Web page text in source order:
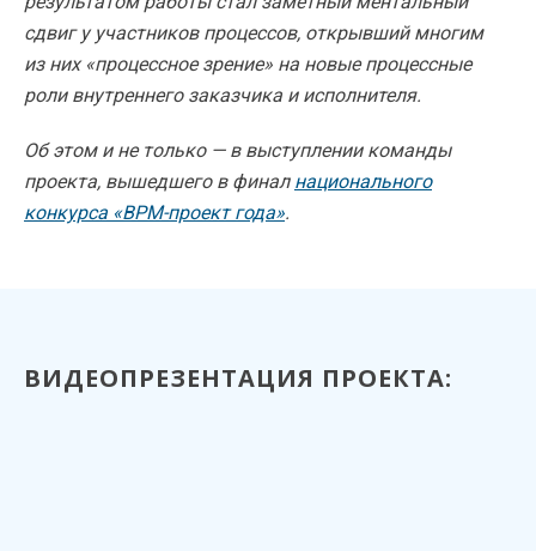
сдвиг у участников процессов, открывший многим
из них «процессное зрение» на новые процессные
роли внутреннего заказчика и исполнителя.
Об этом и не только — в выступлении команды
проекта, вышедшего в финал национального
конкурса «BPM-проект года».
ВИДЕОПРЕЗЕНТАЦИЯ ПРОЕКТА: